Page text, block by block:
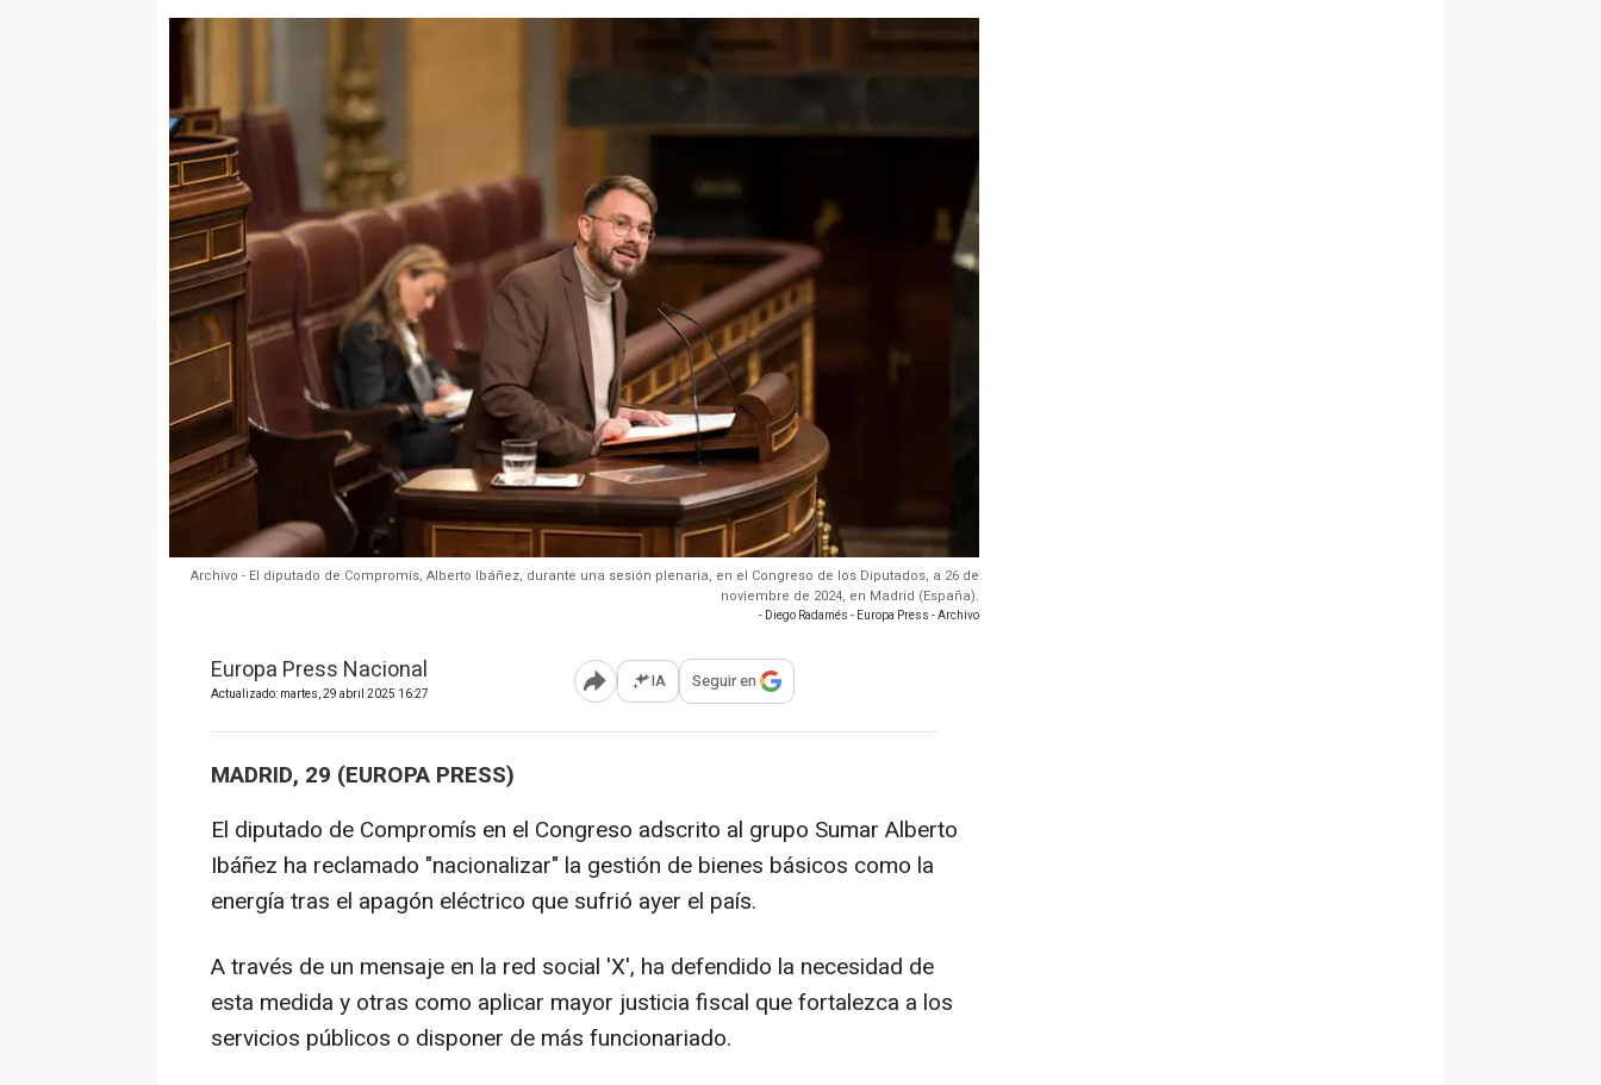
Archivo - El diputado de Compromís, Alberto Ibáñez, durante una sesión plenaria, en el Congreso de los Diputados, a 26 de
noviembre de 2024, en Madrid (España).
- Diego Radamés - Europa Press - Archivo
Europa Press Nacional
Actualizado: martes, 29 abril 2025 16:27 Abrir opciones para compartir
IA Seguir en
MADRID, 29 (EUROPA PRESS)
El diputado de Compromís en el Congreso adscrito al grupo Sumar Alberto
Ibáñez ha reclamado "nacionalizar" la gestión de bienes básicos como la
energía tras el apagón eléctrico que sufrió ayer el país.
A través de un mensaje en la red social 'X', ha defendido la necesidad de
esta medida y otras como aplicar mayor justicia fiscal que fortalezca a los
servicios públicos o disponer de más funcionariado.